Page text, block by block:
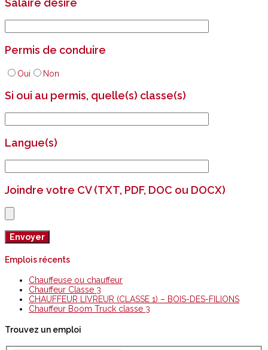
Salaire désiré
Permis de conduire
Oui Non
Si oui au permis, quelle(s) classe(s)
Langue(s)
Joindre votre CV (TXT, PDF, DOC ou DOCX)
Emplois récents
Chauffeuse ou chauffeur
Chauffeur Classe 3
CHAUFFEUR LIVREUR (CLASSE 1) – BOIS-DES-FILIONS
Chauffeur Boom Truck classe 3
Trouvez un emploi